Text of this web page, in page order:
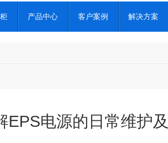
产品中心 客户案例 解决方案
EPS电源的日常维护